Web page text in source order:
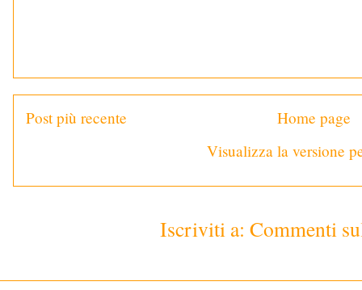
Post più recente
Home page
Visualizza la versione
Iscriviti a: Commenti